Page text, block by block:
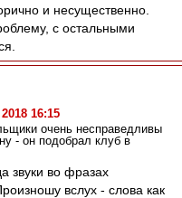
и несущественно.
с остальными
16:15
очень несправедливы
- он подобрал клуб в
звуки во фразах
вслух - слова как